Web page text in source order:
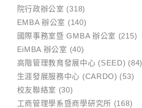
院行政辦公室 (318)
EMBA 辦公室 (140)
國際事務室暨 GMBA 辦公室 (215)
EiMBA 辦公室 (40)
高階管理教育發展中心 (SEED) (84)
生涯發展服務中心 (CARDO) (53)
校友聯絡室 (30)
工商管理學系暨商學研究所 (168)